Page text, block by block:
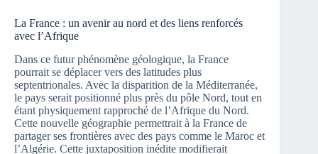
La France : un avenir au nord et des liens renforcés
avec l’Afrique
Dans ce futur phénomène géologique, la France
pourrait se déplacer vers des latitudes plus
septentrionales. Avec la disparition de la Méditerranée,
le pays serait positionné plus près du pôle Nord, tout en
étant physiquement rapproché de l’Afrique du Nord.
Cette nouvelle géographie permettrait à la France de
partager ses frontières avec des pays comme le Maroc et
l’Algérie. Cette juxtaposition inédite modifierait